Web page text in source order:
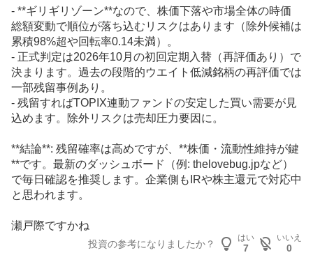
- **ギリギリゾーン**なので、株価下落や市場全体の時価
総額変動で順位が落ち込むリスクはあります（除外候補は
累積98%超や回転率0.14未満）。
- 正式判定は2026年10月の初回定期入替（再評価あり）で
決まります。過去の段階的ウエイト低減銘柄の再評価では
一部残留事例あり。
- 残留すればTOPIX連動ファンドの安定した買い需要が見
込めます。除外リスクは売却圧力要因に。
**結論**: 残留確率は高めですが、**株価・流動性維持が鍵
**です。最新のダッシュボード（例: thelovebug.jpなど）
で毎日確認を推奨します。企業側もIRや株主還元で対応中
と思われます。
瀬戸際ですかね
投資の参考になりましたか？
はい
7
いいえ
0